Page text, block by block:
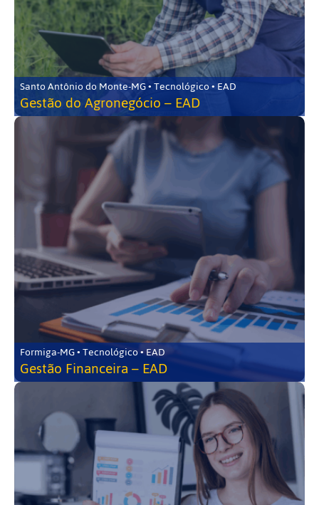
Santo Antônio do Monte-MG • Tecnológico • EAD
Gestão do Agronegócio – EAD
Formiga-MG • Tecnológico • EAD
Gestão Financeira – EAD